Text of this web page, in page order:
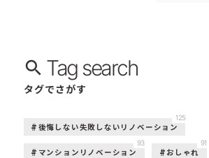
Tag search
タグでさがす
後悔しない失敗しないリノベーション
125
マンションリノベーション
93
おしゃれ
91